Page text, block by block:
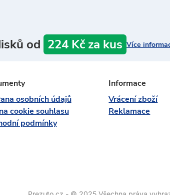
od 224 Kč za kus Více
osobních údajů
cookie souhlasu
podmínky
Informace
Vrácení zboží
Reklamace